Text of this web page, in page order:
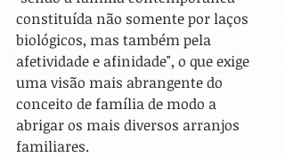
constituída não somente por laços
biológicos, mas também pela
afetividade e afinidade", o que exige
uma visão mais abrangente do
conceito de família de modo a
abrigar os mais diversos arranjos
familiares.